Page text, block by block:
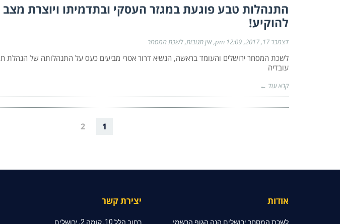
התנהלות טבע פוגעת במגזר העסקי ובתדמיתו ויוצרת
להוקיע!
דצמבר 17, 2017 12:09 pm אין תגובות לשכת המסחר
לשכת המסחר ירושלים והעומד בראשה, הנשיא דרור אטרי מביעים כעס על התנהלותה של הנהלת
עובדיה
קרא עוד ←
1
2
אודות
לשכת המסחר ירושלים הנה הגוף הרשמי
יצירת קשר
רחוב הלל 10, קומה 2, ירושלים